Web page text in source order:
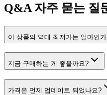
Q&A 자주 묻는 질
이 상품의 역대 최저가는 얼마인
지금 구매하는 게 좋을까요?
가격은 언제 업데이트 되었나요?